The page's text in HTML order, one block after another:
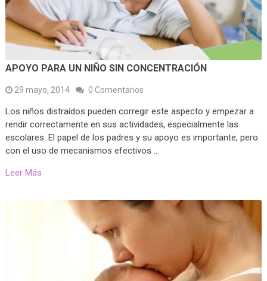
APOYO PARA UN NIÑO SIN CONCENTRACIÓN
29 mayo, 2014 0 Comentarios
Los niños distraídos pueden corregir este aspecto y empezar a
rendir correctamente en sus actividades, especialmente las
escolares. El papel de los padres y su apoyo es importante, pero
con el uso de mecanismos efectivos …
Leer Más